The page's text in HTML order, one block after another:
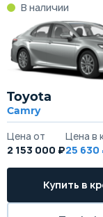
Toyota
Camry
2 153 000 ₽25 630